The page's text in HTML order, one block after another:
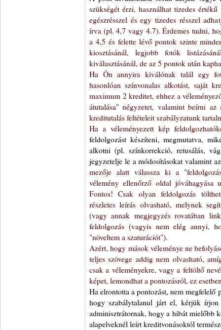
szükségét érzi, használhat tizedes
egészrésszel és egy tizedes résszel
írva (pl. 4,7 vagy 4.7). Érdemes tudni,
a 4,5 és felette lévő pontok szinte
kiosztásánál, legjobb fotók
kiválasztásánál, de az 5 pontok után
Ha Ön annyira kiválónak talál egy
hasonlóan színvonalas alkotást, saját
maximum 2 kreditet, ehhez a
átutalása" négyzetet, valamint beírni
kreditutalás feltételeit szabályzatunk
Ha a véleményezett kép
feldolgozást készíteni, megmutatva,
alkotni (pl. színkorrekció, retusálás,
jegyzetelje le a módosításokat valamint
mezője alatt válassza ki a
vélemény ellenőrző oldal
Fontos! Csak olyan feldolgozás
részletes leírás olvasható, melynek
(vagy annak megjegyzés rovatában
feldolgozás (vagyis nem elég annyi,
"növeltem a szaturációt").
Azért, hogy mások véleménye ne
teljes szövege addig nem olvasható,
csak a véleményekre, vagy a feltöltő
képet, lemondhat a pontozásról, ez
Ha elrontotta a pontozást, nem megfelelő
hogy szabálytalanul járt el, kérjük írjon
adminisztrátornak, hogy a hibát mielőbb
alapelveknél leírt kreditvonásoktól